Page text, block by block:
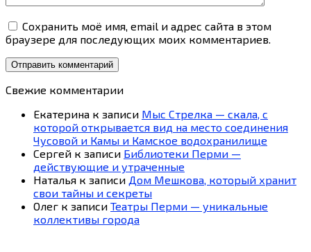
Сохранить моё имя, email и адрес сайта в этом
браузере для последующих моих комментариев.
Свежие комментарии
Екатерина к записи Мыс Стрелка — скала, с
которой открывается вид на место соединения
Чусовой и Камы и Камское водохранилище
Сергей к записи Библиотеки Перми —
действующие и утраченные
Наталья к записи Дом Мешкова, который хранит
свои тайны и секреты
Олег к записи Театры Перми — уникальные
коллективы города